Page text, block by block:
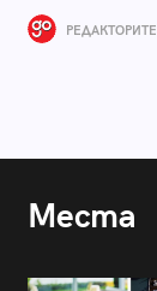
РЕДАКТОРИТЕ
Места